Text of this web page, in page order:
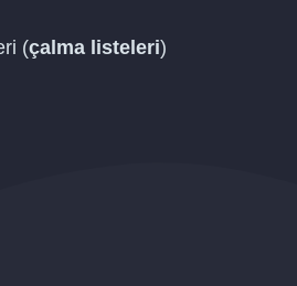
(çalma listeleri)